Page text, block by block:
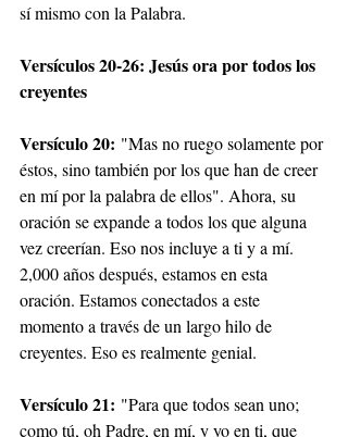
sí mismo con la Palabra.
Versículos 20-26: Jesús ora por todos los
creyentes
Versículo 20: "Mas no ruego solamente por
éstos, sino también por los que han de creer
en mí por la palabra de ellos". Ahora, su
oración se expande a todos los que alguna
vez creerían. Eso nos incluye a ti y a mí.
2,000 años después, estamos en esta
oración. Estamos conectados a este
momento a través de un largo hilo de
creyentes. Eso es realmente genial.
Versículo 21: "Para que todos sean uno;
como tú, oh Padre, en mí, y yo en ti, que